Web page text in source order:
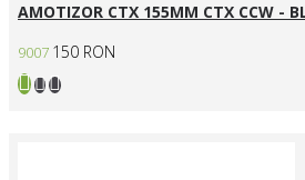
AMOTIZOR CTX 155MM CTX CCW -
9007 150 RON